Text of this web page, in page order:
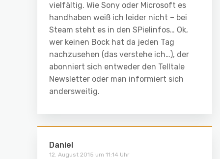
vielfältig. Wie Sony oder Microsoft es
handhaben weiß ich leider nicht – bei
Steam steht es in den SPielinfos… Ok,
wer keinen Bock hat da jeden Tag
nachzusehen (das verstehe ich…), der
abonniert sich entweder den Telltale
Newsletter oder man informiert sich
andersweitig.
Daniel
12. August 2015 um 11:14 Uhr